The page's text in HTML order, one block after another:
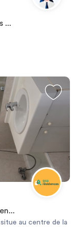
...
au centre de la